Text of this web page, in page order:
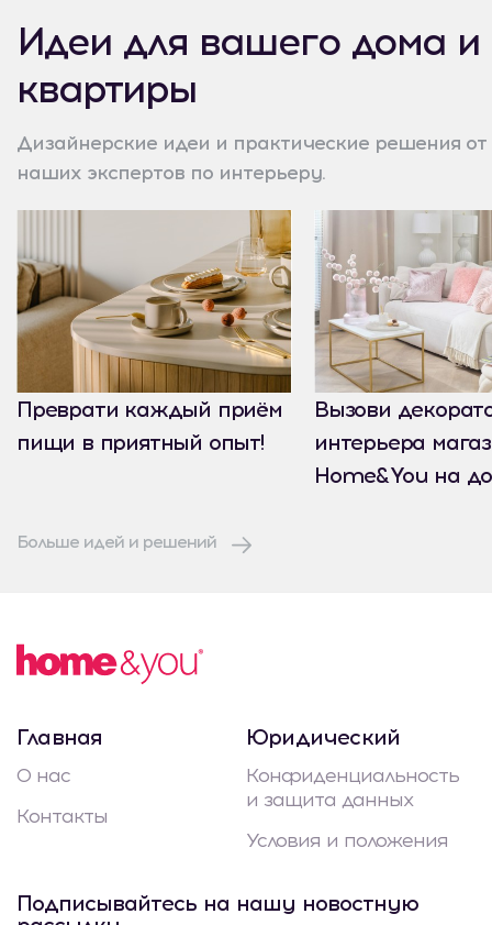
Идеи для вашего дома и
квартиры
Дизайнерские идеи и практические решения от
наших экспертов по интерьеру.
Преврати каждый приём
пищи в приятный опыт!
Вызови
интерьера
Home&You на
Больше идей и решений
Главная
О нас
Контакты
Юридический
Конфиденциальность
и защита данных
Условия и положения
Подписывайтесь на нашу новостную